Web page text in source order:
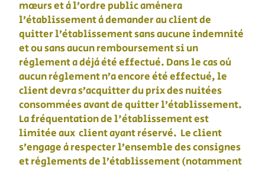
mœurs et à l’ordre public amènera
l’établissement à demander au client de
quitter l’établissement sans aucune indemnité
et ou sans aucun remboursement si un
règlement a déjà été effectué. Dans le cas où
aucun règlement n’a encore été effectué, le
client devra s’acquitter du prix des nuitées
consommées avant de quitter l’établissement.
La fréquentation de l'établissement est
limitée aux client ayant réservé. Le client
s’engage à respecter l’ensemble des consignes
et règlements de l’établissement (notamment